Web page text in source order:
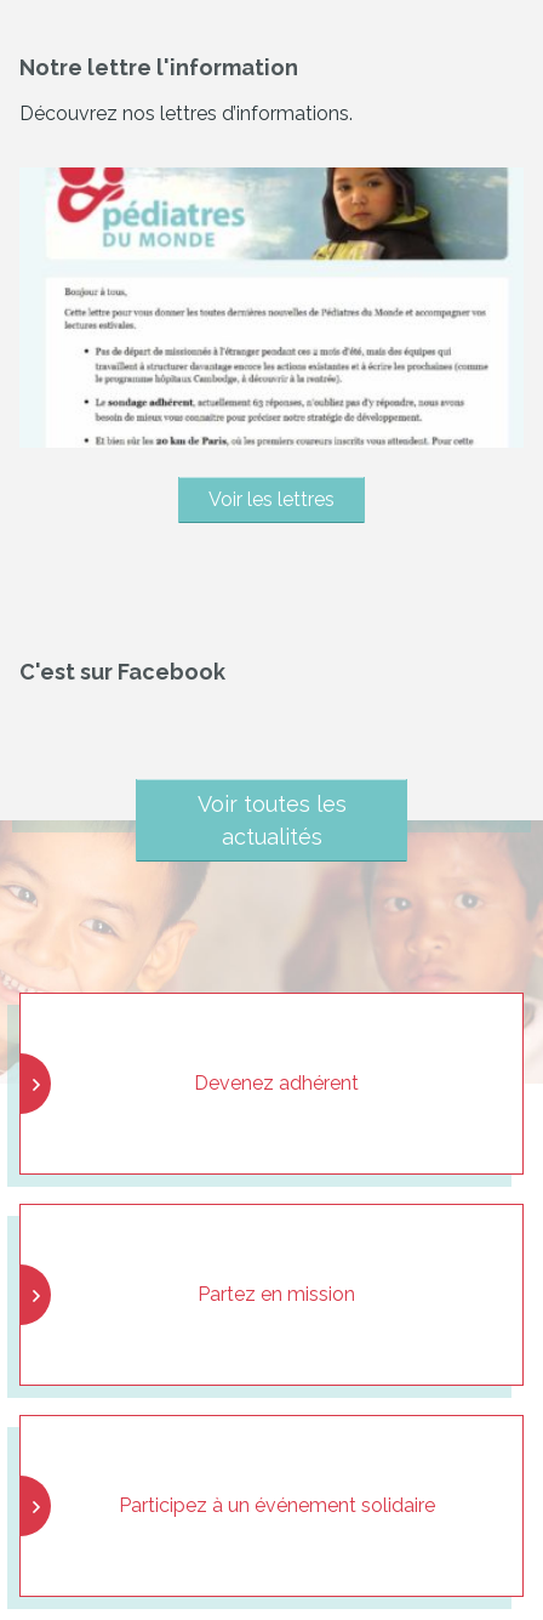
Notre lettre l'information
Découvrez nos lettres d’informations.
Voir les lettres
C'est sur Facebook
Voir toutes les
actualités
Devenez adhérent
Partez en mission
Participez à un événement solidaire